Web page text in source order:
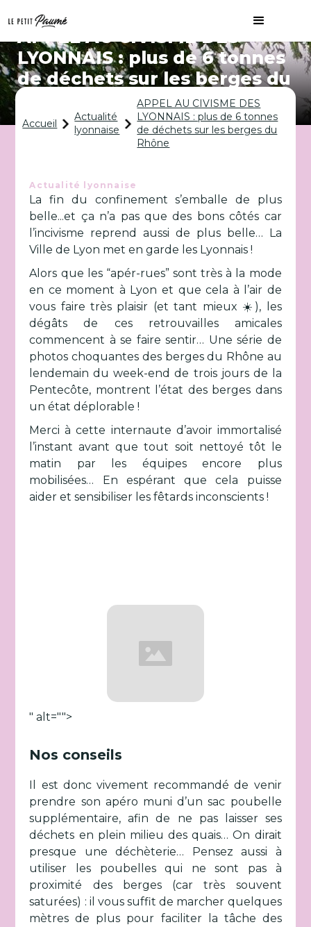
APPEL AU CIVISME DES
LYONNAIS : plus de 6 tonnes
de déchets sur les berges du
Accueil
Actualité
lyonnaise
APPEL AU CIVISME DES
LYONNAIS : plus de 6 tonnes
de déchets sur les berges du
Rhône
Actualité lyonnaise
La fin du confinement s’emballe de plus
belle...et ça n’a pas que des bons côtés car
l’incivisme reprend aussi de plus belle… La
Ville de Lyon met en garde les Lyonnais !
Alors que les “apér-rues” sont très à la mode
en ce moment à Lyon et que cela à l’air de
vous faire très plaisir (et tant mieux ☀️), les
dégâts de ces retrouvailles amicales
commencent à se faire sentir… Une série de
photos choquantes des berges du Rhône au
lendemain du week-end de trois jours de la
Pentecôte, montrent l’état des berges dans
un état déplorable !
Merci à cette internaute d’avoir immortalisé
l’instant avant que tout soit nettoyé tôt le
matin par les équipes encore plus
mobilisées… En espérant que cela puisse
aider et sensibiliser les fêtards inconscients !
" alt="">
Nos conseils
Il est donc vivement recommandé de venir
prendre son apéro muni d’un sac poubelle
supplémentaire, afin de ne pas laisser ses
déchets en plein milieu des quais… On dirait
presque une déchèterie… Pensez aussi à
utiliser les poubelles qui ne sont pas à
proximité des berges (car très souvent
saturées) : il vous suffit de marcher quelques
mètres de plus pour faciliter la tâche des